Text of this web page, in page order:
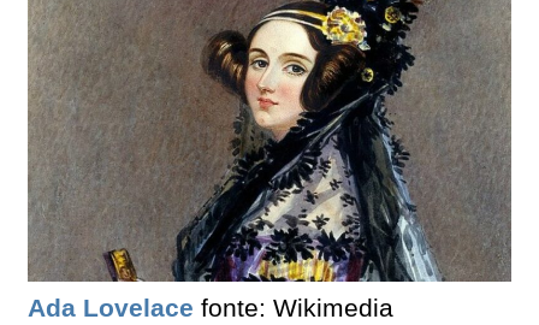
Ada Lovelace fonte: Wikimedia